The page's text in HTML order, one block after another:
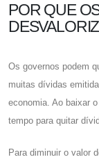
POR QUE
Os governos podem
muitas dívidas
economia. Ao baixar
tempo para quitar
Para diminuir o valor